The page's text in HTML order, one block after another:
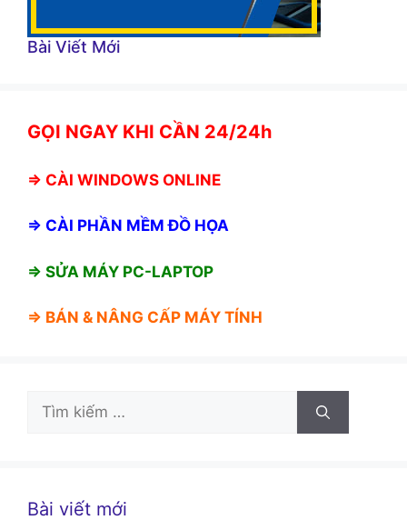
Bài Viết Mới
GỌI NGAY KHI CẦN 24/24h
⇒ CÀI WINDOWS ONLINE
⇒ CÀI PHẦN MỀM ĐỒ HỌA
⇒ SỬA MÁY PC-LAPTOP
⇒ BÁN & NÂNG CẤP MÁY TÍNH
Tìm
Bài viết mới